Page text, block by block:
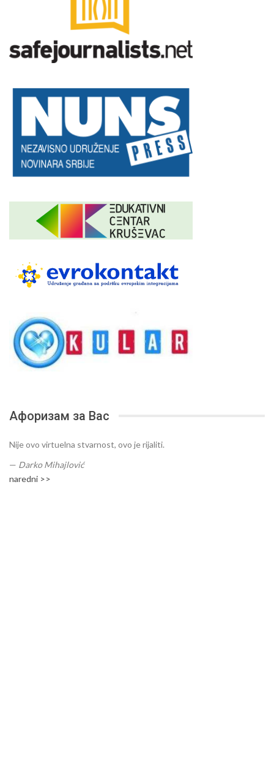
Афоризам за Вас
Nije ovo virtuelna stvarnost, ovo je rijaliti.
— Darko Mihajlović
naredni >>